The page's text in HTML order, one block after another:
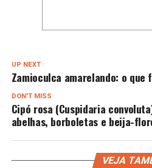
UP NEXT
Zamioculca amarelando: o que
DON'T MISS
Cipó rosa (Cuspidaria
abelhas, borboletas e beija-
VEJA